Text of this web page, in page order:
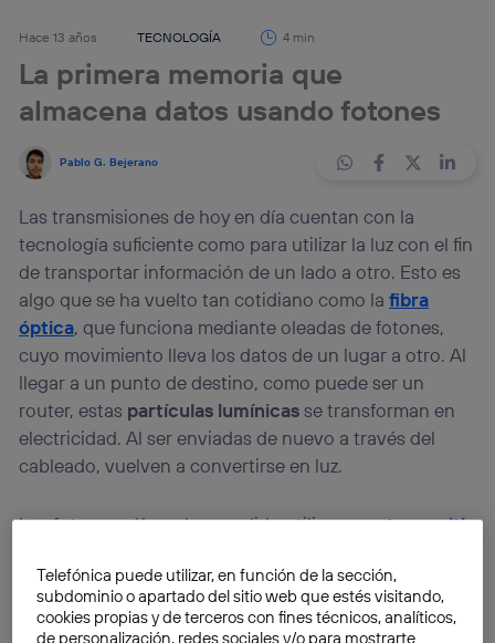
Hace 13 años TECNOLOGÍA 4 min
La primera memoria que
almacena datos usando fotones
Pablo G. Bejerano
Las transmisiones de hoy en día cuentan con la
tecnología suficiente como para utilizar la luz con el fin
de transportar información de un lado a otro. Esto es
algo que se ha vuelto tan cotidiano como lafibra
óptica, que funciona mediante oleadas de fotones,
cuyo movimiento lleva los datos de un lugar a otro. Al
llegar a un punto de destino, como puede ser un
router, estas partículas lumínicasse transforman en
electricidad. Al ser enviadas de nuevo a través del
cableado, vuelven a convertirse en luz.
Los fotones sólo se han podido utilizar paratransmitir
proceso de transporte intervienen millones de
partículas, sin que sea posible tratar cada una de ellas
individualmente. La situación actual puede dar un
Telefónica puede utilizar, en función de la sección,
subdominio o apartado del sitio web que estés visitando,
cookies propias y de terceros con fines técnicos, analíticos,
de personalización, redes sociales y/o para mostrarte